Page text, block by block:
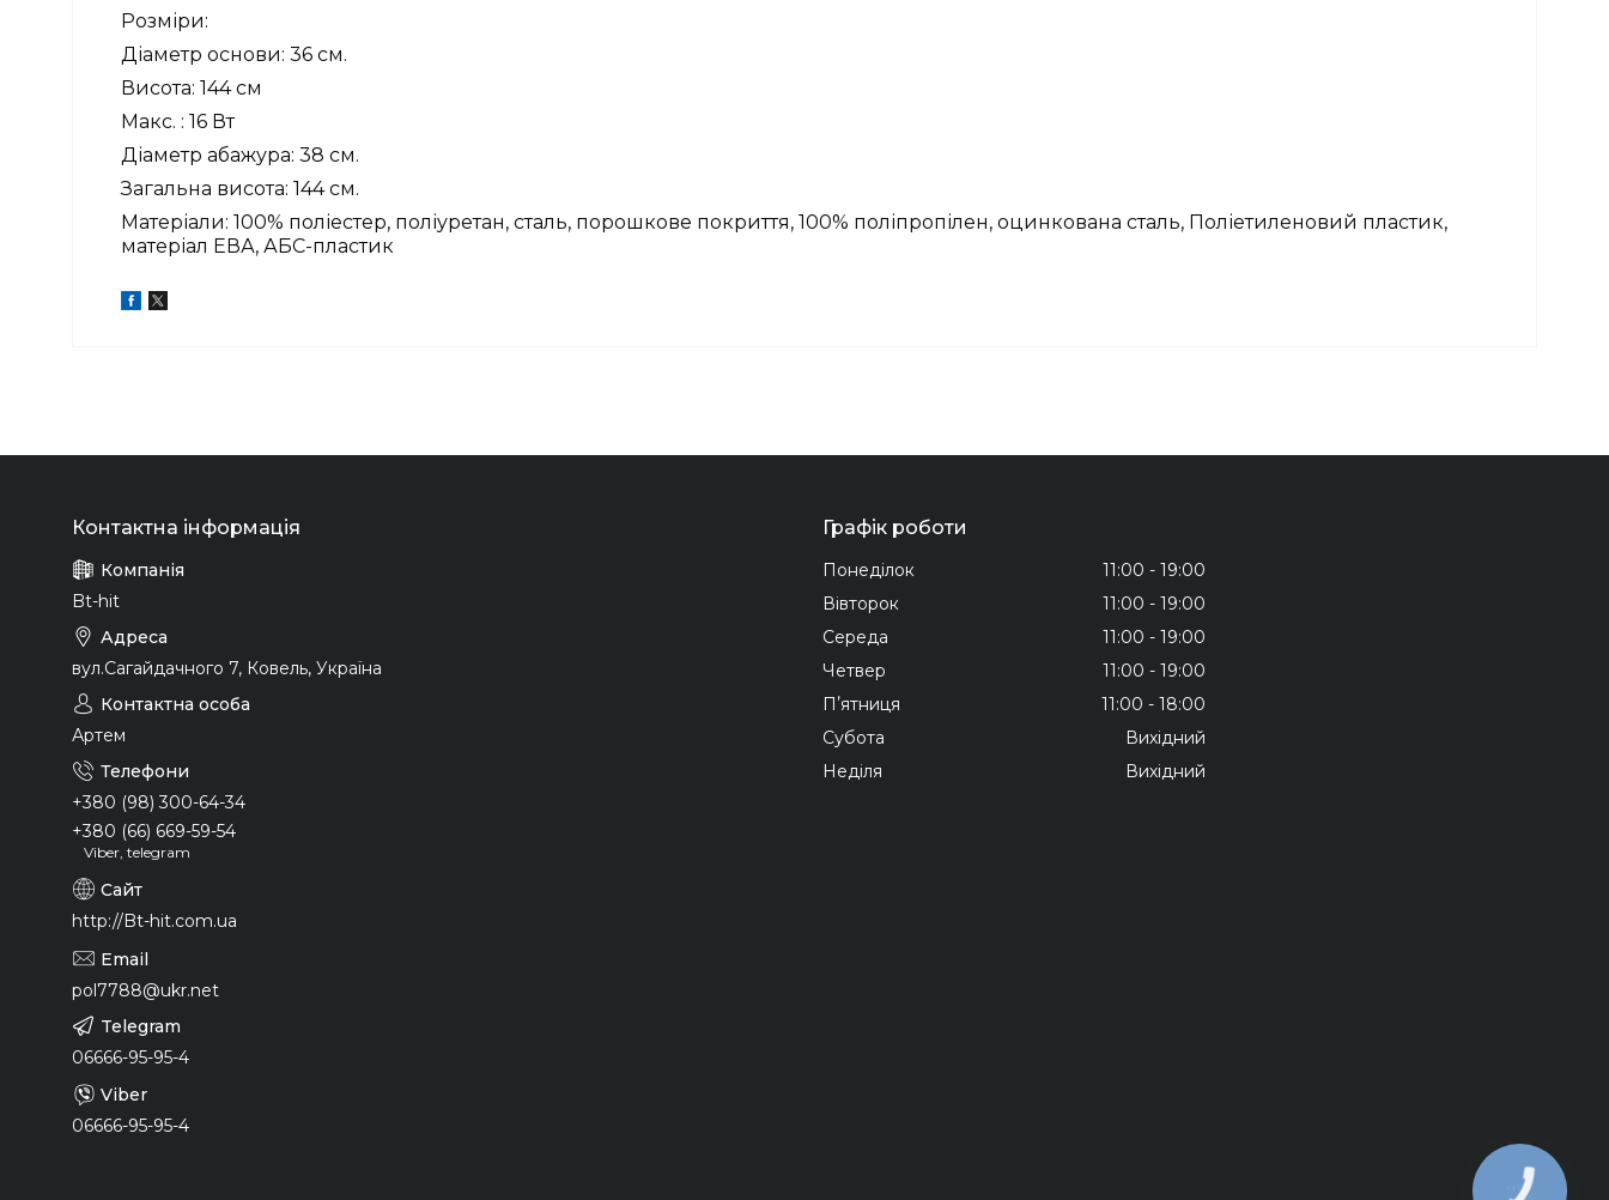
Розміри:
Діаметр основи: 36 см.
Висота: 144 см
Макс. : 16 Вт
Діаметр абажура: 38 см.
Загальна висота: 144 см.
Матеріали: 100% поліестер, поліуретан, сталь, порошкове покриття, 100% поліпропілен, оцинкована сталь, Поліетиленовий пластик,
матеріал ЕВА, АБС-пластик
Bt-hit
вул.Сагайдачного 7, Ковель, Україна
Артем
+380 (98) 300-64-34
+380 (66) 669-59-54
Viber, telegram
http://Bt-hit.com.ua
pol7788@ukr.net
06666-95-95-4
06666-95-95-4
Графік роботи
Понеділок 11:00
19:00
Вівторок
11:00
19:00
Середа
11:00
19:00
Четвер
11:00
19:00
Пʼятниця
11:00
18:00
Субота
Вихідний
Неділя
Вихідний
КНОПКА
ЗВ'ЯЗКУ